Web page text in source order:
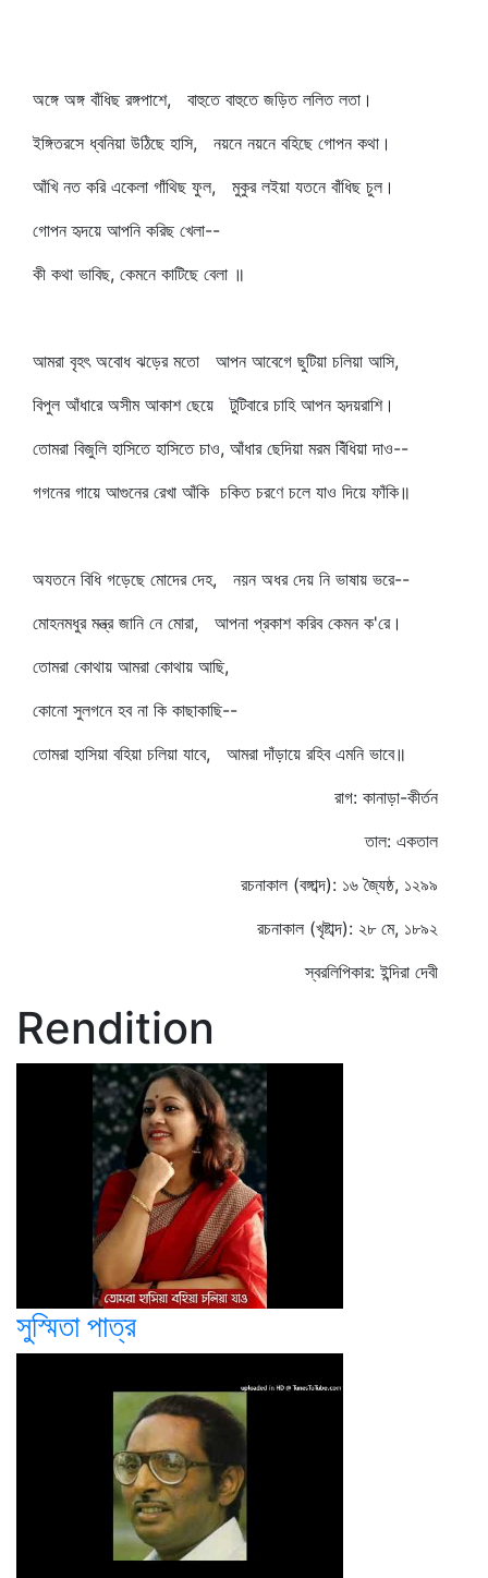
অঙ্গে অঙ্গ বাঁধিছ রঙ্গপাশে, বাহুতে বাহুতে জড়িত ললিত লতা।
ইঙ্গিতরসে ধ্বনিয়া উঠিছে হাসি, নয়নে নয়নে বহিছে গোপন কথা।
আঁখি নত করি একেলা গাঁথিছ ফুল, মুকুর লইয়া যতনে বাঁধিছ চুল।
গোপন হৃদয়ে আপনি করিছ খেলা--
কী কথা ভাবিছ, কেমনে কাটিছে বেলা ॥
আমরা বৃহৎ অবোধ ঝড়ের মতো আপন আবেগে ছুটিয়া চলিয়া আসি,
বিপুল আঁধারে অসীম আকাশ ছেয়ে টুটিবারে চাহি আপন হৃদয়রাশি।
তোমরা বিজুলি হাসিতে হাসিতে চাও, আঁধার ছেদিয়া মরম বিঁধিয়া দাও--
গগনের গায়ে আগুনের রেখা আঁকি চকিত চরণে চলে যাও দিয়ে ফাঁকি॥
অযতনে বিধি গড়েছে মোদের দেহ, নয়ন অধর দেয় নি ভাষায় ভরে--
মোহনমধুর মন্ত্র জানি নে মোরা, আপনা প্রকাশ করিব কেমন ক'রে।
তোমরা কোথায় আমরা কোথায় আছি,
কোনো সুলগনে হব না কি কাছাকাছি--
তোমরা হাসিয়া বহিয়া চলিয়া যাবে, আমরা দাঁড়ায়ে রহিব এমনি ভাবে॥
রাগ: কানাড়া-কীর্তন
তাল: একতাল
রচনাকাল (বঙ্গাব্দ): ১৬ জ্যৈষ্ঠ, ১২৯৯
রচনাকাল (খৃষ্টাব্দ): ২৮ মে, ১৮৯২
স্বরলিপিকার: ইন্দিরা দেবী
Rendition
সুস্মিতা পাত্র